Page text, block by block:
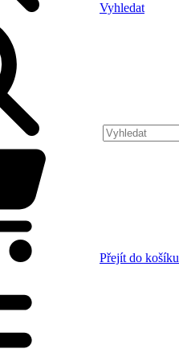
Vyhledat
Přejít do košíku